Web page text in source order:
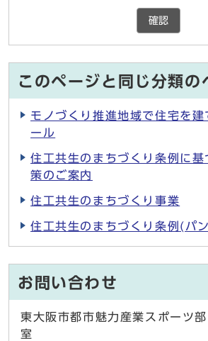
確認
このページと同じ分類の
モノづくり推進地域で住宅を建
ール
住工共生のまちづくり条例に基
策のご案内
住工共生のまちづくり事業
住工共生のまちづくり条例(パ
お問い合わせ
東大阪市都市魅力産業スポーツ
室